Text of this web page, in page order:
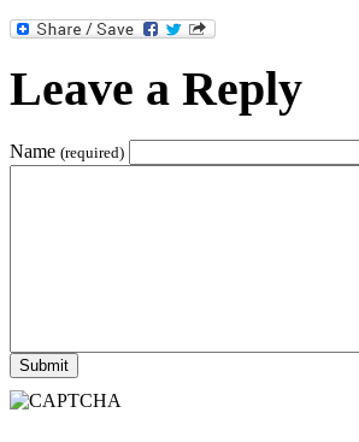
Leave a Reply
Name (required)